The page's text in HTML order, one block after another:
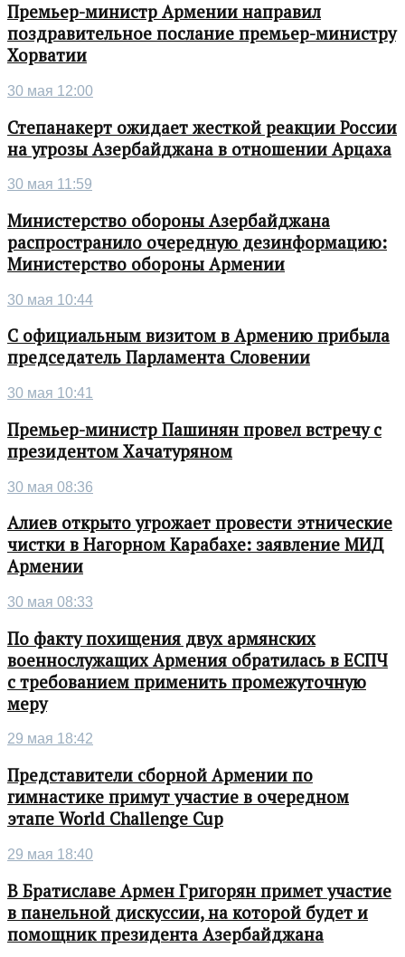
Премьер-министр Армении направил
поздравительное послание премьер-министру
Хорватии
30 мая 12:00
Степанакерт ожидает жесткой реакции России
на угрозы Азербайджана в отношении Арцаха
30 мая 11:59
Министерство обороны Азербайджана
распространило очередную дезинформацию:
Министерство обороны Армении
30 мая 10:44
С официальным визитом в Армению прибыла
председатель Парламента Словении
30 мая 10:41
Премьер-министр Пашинян провел встречу с
президентом Хачатуряном
30 мая 08:36
Алиев открыто угрожает провести этнические
чистки в Нагорном Карабахе: заявление МИД
Армении
30 мая 08:33
По факту похищения двух армянских
военнослужащих Армения обратилась в ЕСПЧ
с требованием применить промежуточную
меру
29 мая 18:42
Представители сборной Армении по
гимнастике примут участие в очередном
этапе World Challenge Cup
29 мая 18:40
В Братиславе Армен Григорян примет участие
в панельной дискуссии, на которой будет и
помощник президента Азербайджана